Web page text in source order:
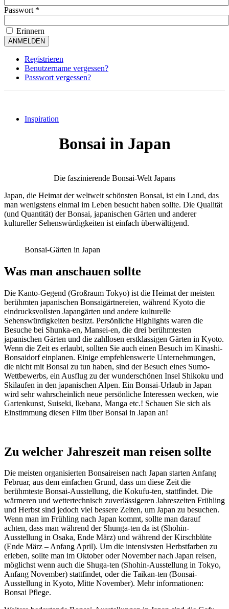
Passwort *
Erinnern
ANMELDEN
Registrieren
Benutzername vergessen?
Passwort vergessen?
Inspiration
Bonsai in Japan
Die faszinierende Bonsai-Welt Japans
Japan, die Heimat der weltweit schönsten Bonsai, ist ein Land, das
man wenigstens einmal im Leben besucht haben sollte. Die Qualität
(und Quantität) der Bonsai, japanischen Gärten und anderer
kultureller Sehenswürdigkeiten ist einfach überwältigend.
Bonsai-Gärten in Japan
Was man anschauen sollte
Die Kanto-Gegend (Großraum Tokyo) ist die Heimat der meisten
berühmten japanischen Bonsaigärtnereien, während Kyoto die
eindrucksvollsten Japangärten und andere kulturelle
Sehenswürdigkeiten besitzt. Persönliche Highlights waren die
Besuche bei Shunka-en, Mansei-en, die drei berühmtesten
japanischen Gärten und die zahllosen erstklassigen Gärten in Kyoto.
Wenn die Zeit es erlaubt, sollten Sie auch einen Besuch im Kinashi-
Bonsaidorf einplanen. Einige empfehlenswerte Unternehmungen,
die nicht mit Bonsai zu tun haben, sind der Besuch eines Sumo-
Wettbewerbs, ein Ausflug zu der wunderschönen Insel Shikoku und
Skilaufen in den japanischen Alpen. Ein Bonsai-Urlaub in Japan
wird sehr wahrscheinlich neue persönliche Interessen wecken, wie
Gartenkunst, Suiseki, Ikebana, Manga etc.! Schauen Sie sich als
Einstimmung diesen Film über Bonsai in Japan an!
Zu welcher Jahreszeit man reisen sollte
Die meisten organisierten Bonsaireisen nach Japan starten Anfang
Februar, aus dem einfachen Grund, dass um diese Zeit die
berühmteste Bonsai-Ausstellung, die Kokufu-ten, stattfindet. Die
wärmeren und wettertechnisch zuverlässigeren Jahreszeiten Frühling
und Herbst sind jedoch viel bessere Zeiten, um Japan zu besuchen.
Wenn man im Frühling nach Japan kommt, sollte man darauf
achten, dass man während der Shunga-ten da ist (Shohin-
Ausstellung in Osaka, Ende März) und während der Kirschblüte
(Ende März – Anfang April). Um die intensivsten Herbstfarben zu
erleben, sollte man im Oktober oder November nach Japan reisen,
möglichst wenn auch die Shuga-ten (Shohin-Ausstellung in Tokyo,
Anfang November) stattfindet, oder die Taikan-ten (Bonsai-
Ausstellung in Kyoto, Mitte November). Mehr informationen:
Bonsai Pflege.